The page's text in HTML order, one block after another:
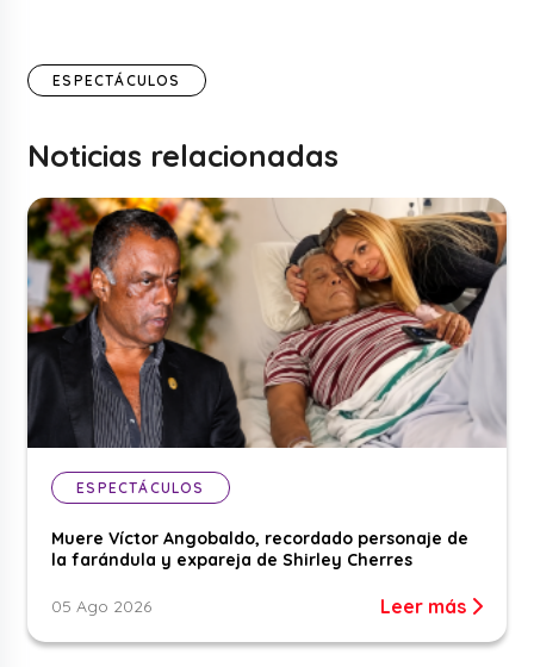
ESPECTÁCULOS
Noticias relacionadas
ESPECTÁCULOS
Muere Víctor Angobaldo, recordado personaje de
la farándula y expareja de Shirley Cherres
05 Ago 2026 Leer más